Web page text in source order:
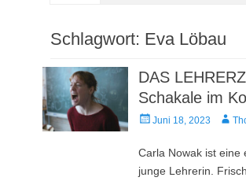
Schlagwort: Eva Löbau
DAS
Schakale im
Veröffentlicht
Juni 18, 2023 Autor
Carla Nowak ist eine
junge Lehrerin.